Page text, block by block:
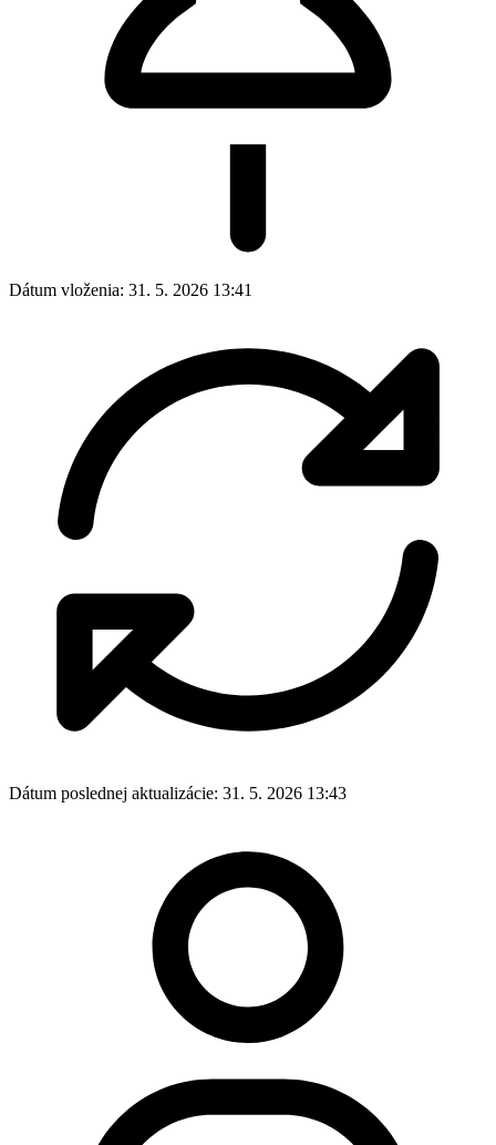
Dátum vloženia: 31. 5. 2026 13:41
Dátum poslednej aktualizácie: 31. 5. 2026 13:43